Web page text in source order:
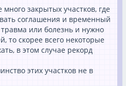
много закрытых участков, где
соглашения и временный
или болезнь и нужно
то скорее всего некоторые
в этом случае рекорд
этих участков не в